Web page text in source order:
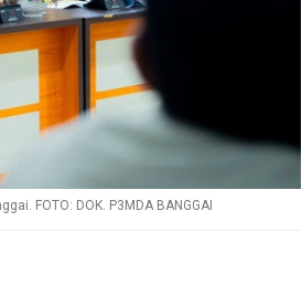
FOTO: DOK. P3MDA BANGGAI